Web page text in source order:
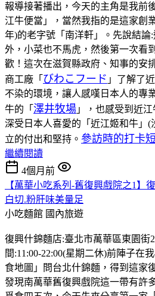
報導接著播出，今天的主角是我前
江牛便當」，當然我指的是這家創
年)的老字號「南洋軒」。先說結論
外，小菜也不馬虎，然後第一次看
歡！這次在滋賀縣政府、知事的安
商工廠「 びわこフード 」了解了
不染的環境，讓人感嘆日本人的專
牛的「 澤井牧場 」，也感受到近
深受日本人喜愛的「近江姬和牛」(
立的付出和堅持。 參訪時的打卡
繼續閱讀
4個月前
【萬華小吃系列-舊復興戲院之1】
白切.粉肝味美量足
小吃麵館 國內旅遊
復興什錦麵店:臺北市萬華區東園街
間:11:00-22:00(星期二休)前陣子在
食地圖」問台北什錦麵，得到這家
發現南萬華舊復興戲院這一帶有許